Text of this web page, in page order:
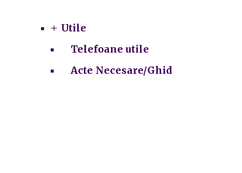
Utile
Telefoane utile
Acte Necesare/Ghid